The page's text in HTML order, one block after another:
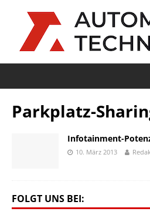
Parkplatz-
Infotainment-
10. März 2013
FOLGT UNS BEI: